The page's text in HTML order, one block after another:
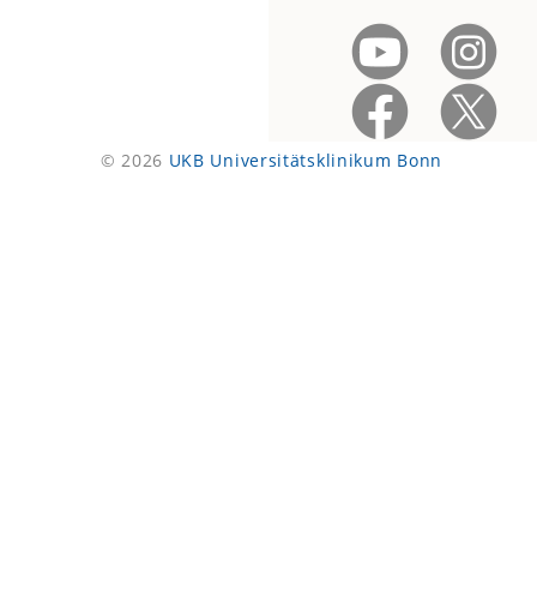
© 2026 UKB Universitätsklinikum Bonn